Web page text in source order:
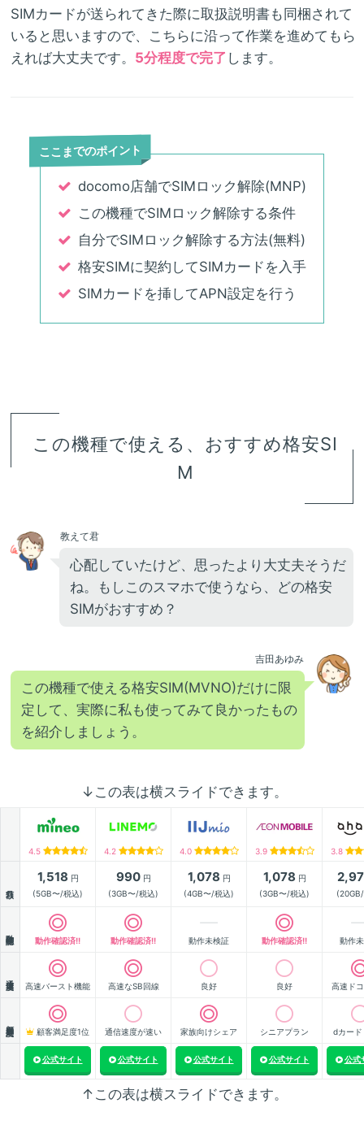
SIMカードが送られてきた際に取扱説明書も同梱されて
いると思いますので、こちらに沿って作業を進めてもら
えれば大丈夫です。 5分程度で完了 します。
ここまでのポイント
docomo店舗でSIMロック解除(MNP)
この機種でSIMロック解除する条件
自分でSIMロック解除する方法(無料)
格安SIMに契約してSIMカードを入手
SIMカードを挿してAPN設定を行う
この機種で使える、おすすめ格安SI
M
教えて君
心配していたけど、思ったより大丈夫そうだ
ね。もしこのスマホで使うなら、どの格安
SIMがおすすめ？
吉田あゆみ
この機種で使える格安SIM(MVNO)だけに限
定して、実際に私も使ってみて良かったもの
を紹介しましょう。
↓この表は横スライドできます。
4.5 4.2 4.0 3.9 3.8
1,518 円
(5GB〜/税込)
990円
(3GB〜/税込)
1,078 円
(4GB〜/税込)
1,078 円
(3GB〜/税込)
動作確認済!! 動作確認済!! 動作未検証 動作確認済!! 動作
高速バースト機能 高速なSB回線 良好 良好 高速ド
顧客満足度1位 通信速度が速い 家族向けシェア シニアプラン dカード
公式サイト 公式サイト 公式サイト 公式サイト 公式
↑この表は横スライドできます。